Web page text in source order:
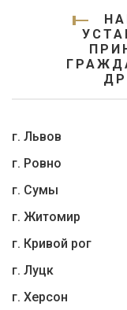
г. Львов
г. Ровно
г. Сумы
г. Житомир
г. Кривой рог
г. Луцк
г. Херсон